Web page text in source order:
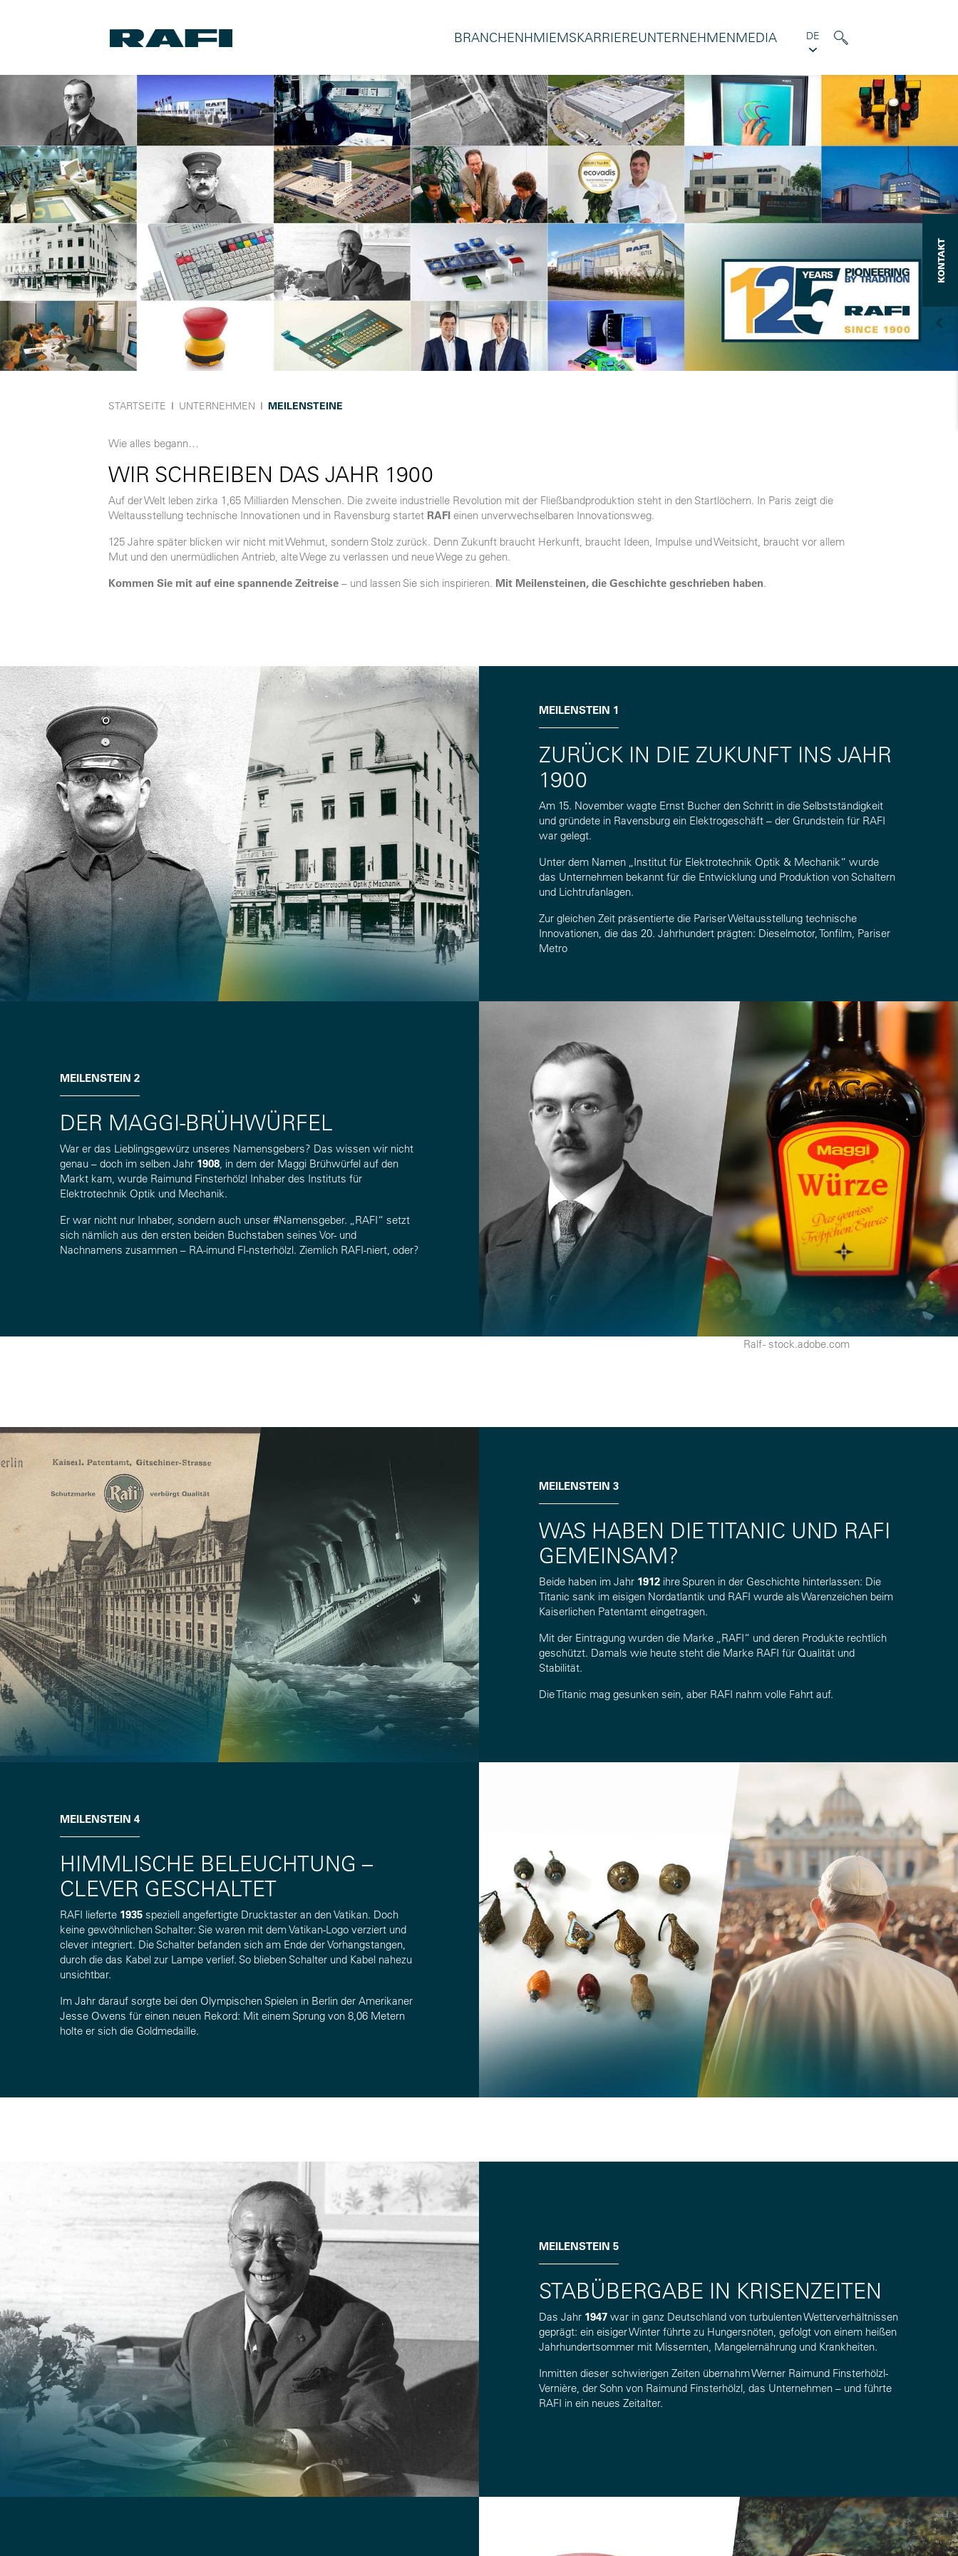
BRANCHENHMIEMSKARRIEREUNTERNEHMENMEDIA DE
KONTAKT
STARTSEITE Ι UNTERNEHMEN Ι MEILENSTEINE
Wie alles begann…
WIR SCHREIBEN DAS JAHR 1900
Auf der Welt leben zirka 1,65 Milliarden Menschen. Die zweite industrielle Revolution mit der Fließbandproduktion steht in den Startlöchern. In Paris zeigt die
Weltausstellung technische Innovationen und in Ravensburg startet RAFI einen unverwechselbaren Innovationsweg.
125 Jahre später blicken wir nicht mit Wehmut, sondern Stolz zurück. Denn Zukunft braucht Herkunft, braucht Ideen, Impulse und Weitsicht, braucht vor allem
Mut und den unermüdlichen Antrieb, alte Wege zu verlassen und neue Wege zu gehen.
Kommen Sie mit auf eine spannende Zeitreise – und lassen Sie sich inspirieren. Mit Meilensteinen, die Geschichte geschrieben haben.
MEILENSTEIN 1
ZURÜCK IN DIE ZUKUNFT INS JAHR
1900
Am 15. November wagte Ernst Bucher den Schritt in die Selbstständigkeit
und gründete in Ravensburg ein Elektrogeschäft – der Grundstein für RAFI
war gelegt.
Unter dem Namen „Institut für Elektrotechnik Optik & Mechanik“ wurde
das Unternehmen bekannt für die Entwicklung und Produktion von Schaltern
und Lichtrufanlagen.
Zur gleichen Zeit präsentierte die Pariser Weltausstellung technische
Innovationen, die das 20. Jahrhundert prägten: Dieselmotor, Tonfilm, Pariser
Metro
MEILENSTEIN 2
DER MAGGI-BRÜHWÜRFEL
War er das Lieblingsgewürz unseres Namensgebers? Das wissen wir nicht
genau – doch im selben Jahr 1908, in dem der Maggi Brühwürfel auf den
Markt kam, wurde Raimund Finsterhölzl Inhaber des Instituts für
Elektrotechnik Optik und Mechanik.
Er war nicht nur Inhaber, sondern auch unser #Namensgeber. „RAFI“ setzt
sich nämlich aus den ersten beiden Buchstaben seines Vor- und
Nachnamens zusammen – RA-imund FI-nsterhölzl. Ziemlich RAFI-niert, oder?
Ralf - stock.adobe.com
MEILENSTEIN 3
WAS HABEN DIE TITANIC UND RAFI
GEMEINSAM?
Beide haben im Jahr 1912 ihre Spuren in der Geschichte hinterlassen: Die
Titanic sank im eisigen Nordatlantik und RAFI wurde als Warenzeichen beim
Kaiserlichen Patentamt eingetragen.
Mit der Eintragung wurden die Marke „RAFI“ und deren Produkte rechtlich
geschützt. Damals wie heute steht die Marke RAFI für Qualität und
Stabilität.
Die Titanic mag gesunken sein, aber RAFI nahm volle Fahrt auf.
MEILENSTEIN 4
HIMMLISCHE BELEUCHTUNG –
CLEVER GESCHALTET
RAFI lieferte 1935 speziell angefertigte Drucktaster an den Vatikan. Doch
keine gewöhnlichen Schalter: Sie waren mit dem Vatikan-Logo verziert und
clever integriert. Die Schalter befanden sich am Ende der Vorhangstangen,
durch die das Kabel zur Lampe verlief. So blieben Schalter und Kabel nahezu
unsichtbar.
Im Jahr darauf sorgte bei den Olympischen Spielen in Berlin der Amerikaner
Jesse Owens für einen neuen Rekord: Mit einem Sprung von 8,06 Metern
holte er sich die Goldmedaille.
MEILENSTEIN 5
STABÜBERGABE IN KRISENZEITEN
Das Jahr 1947 war in ganz Deutschland von turbulenten Wetterverhältnissen
geprägt: ein eisiger Winter führte zu Hungersnöten, gefolgt von einem heißen
Jahrhundertsommer mit Missernten, Mangelernährung und Krankheiten.
Inmitten dieser schwierigen Zeiten übernahm Werner Raimund Finsterhölzl-
Vernière, der Sohn von Raimund Finsterhölzl, das Unternehmen – und führte
RAFI in ein neues Zeitalter.